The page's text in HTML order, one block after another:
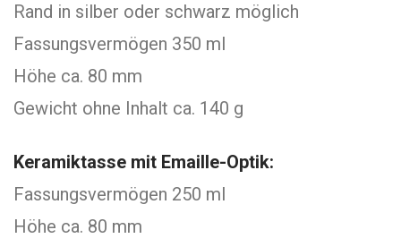
Rand in silber oder schwarz möglich
Fassungsvermögen 350 ml
Höhe ca. 80 mm
Gewicht ohne Inhalt ca. 140 g
Keramiktasse mit Emaille-Optik:
Fassungsvermögen 250 ml
Höhe ca. 80 mm